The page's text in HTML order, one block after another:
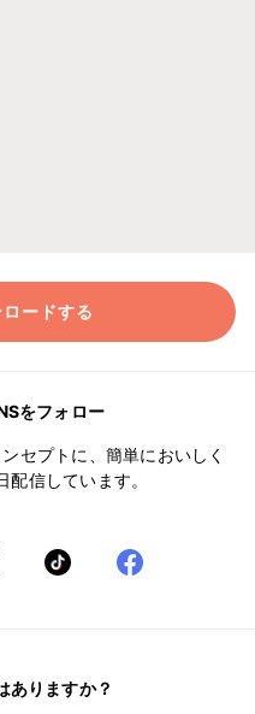
ードする
をフォロー
セプトに、簡単においしく
信しています。
ありますか？